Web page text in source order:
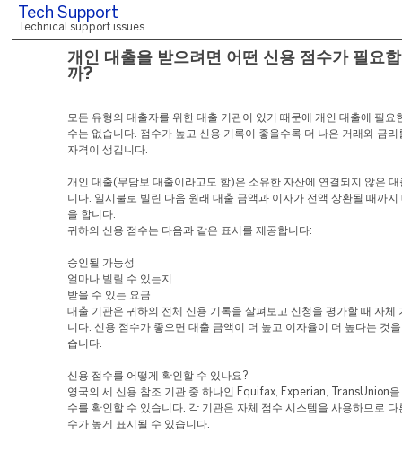
Tech Support
Technical support issues
개인 대출을 받으려면 어떤 신용 점수가 필요
까?
모든 유형의 대출자를 위한 대출 기관이 있기 때문에 개인 대출에 필요
수는 없습니다. 점수가 높고 신용 기록이 좋을수록 더 나은 거래와 금리
자격이 생깁니다.
개인 대출(무담보 대출이라고도 함)은 소유한 자산에 연결되지 않은 대
니다. 일시불로 빌린 다음 원래 대출 금액과 이자가 전액 상환될 때까지
을 합니다.
귀하의 신용 점수는 다음과 같은 표시를 제공합니다:
승인될 가능성
얼마나 빌릴 수 있는지
받을 수 있는 요금
대출 기관은 귀하의 전체 신용 기록을 살펴보고 신청을 평가할 때 자체
니다. 신용 점수가 좋으면 대출 금액이 더 높고 이자율이 더 높다는 것
습니다.
신용 점수를 어떻게 확인할 수 있나요?
영국의 세 신용 참조 기관 중 하나인 Equifax, Experian, TransUnion을
수를 확인할 수 있습니다. 각 기관은 자체 점수 시스템을 사용하므로 다
수가 높게 표시될 수 있습니다.